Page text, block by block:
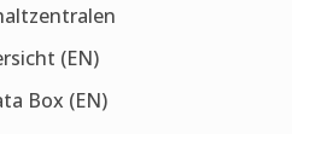
(EN)
Box (EN)